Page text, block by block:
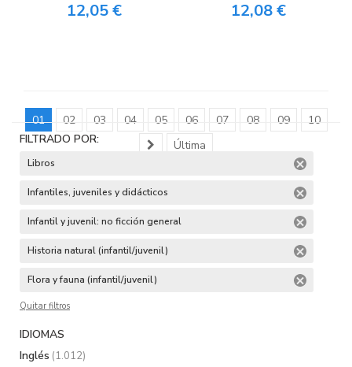
12,05 € 12,08 €
01 02 03 04 05 06 07 08 09
10
Última
FILTRADO POR:
Libros
Infantiles, juveniles y didácticos
Infantil y juvenil: no ficción general
Historia natural (infantil/juvenil)
Flora y fauna (infantil/juvenil)
Quitar filtros
IDIOMAS
Inglés (1.012)